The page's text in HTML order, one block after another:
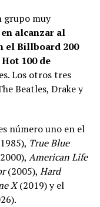
grupo muy
alcanzar al
el Billboard 200
100 de
Los otros tres
Beatles, Drake y
número uno en el
True Blue
American Life
(2005), Hard
X(2019) y el